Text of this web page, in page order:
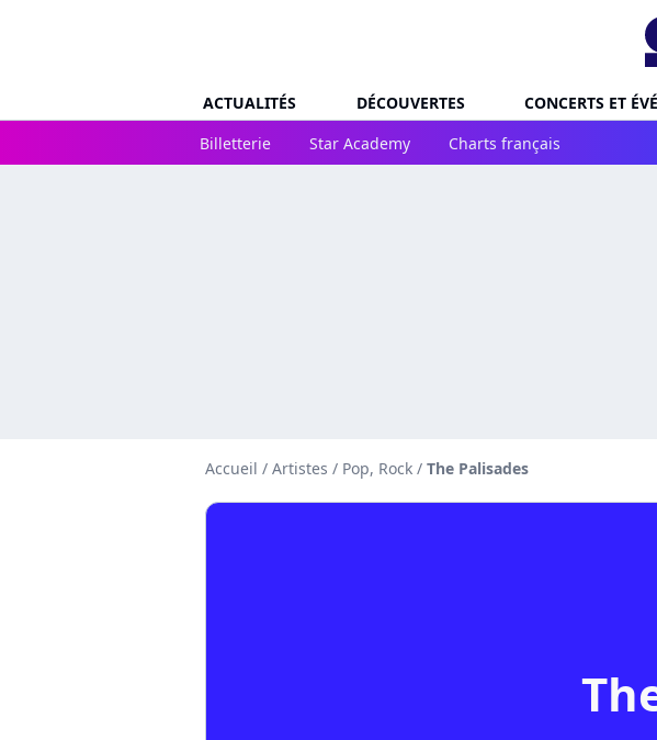
ACTUALITÉS DÉCOUVERTES CONCERTS ET
Billetterie
Star Academy Charts français
Accueil / Artistes / Pop, Rock / The Palisades